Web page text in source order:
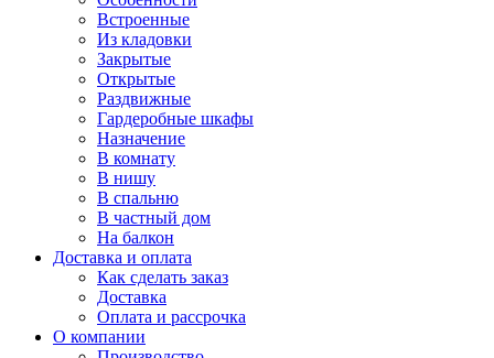
Встроенные
Из кладовки
Закрытые
Открытые
Раздвижные
Гардеробные шкафы
Назначение
В комнату
В нишу
В спальню
В частный дом
На балкон
Доставка и оплата
Как сделать заказ
Доставка
Оплата и рассрочка
О компании